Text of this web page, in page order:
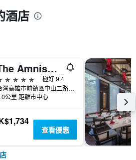
酒店
The Amnis然一酒店
級
極好 9.4
台灣高雄市前鎮區中山二路199號
公里 距離市中心
查看優惠